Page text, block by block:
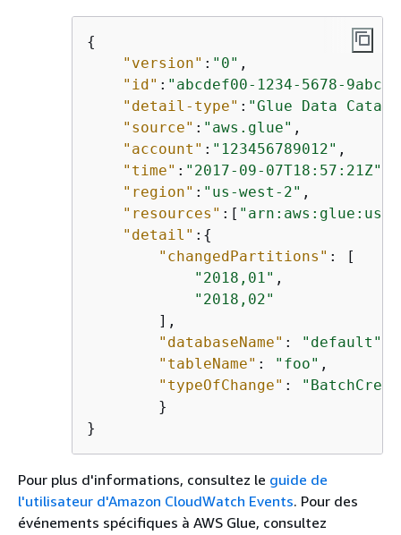
{
"version" : "0" ,
"id" : "abcdef00-1234-5678-9abc-
"detail-type" : "Glue Data
"source" : "aws.glue" ,
"account" : "123456789012" ,
"time" : "2017-09-07T18:57:21Z"
"region" : "us-west-2" ,
"resources" :[ "arn:aws:glue:us-
"detail" : {
"changedPartitions" : [
"2018,01" ,
"2018,02"
        ],
"databaseName" : "default"
"tableName" : "foo" ,
"typeOfChange" :
        }
}
Pour plus d'informations, consultez le guide de
l'utilisateur d'Amazon CloudWatch Events. Pour des
événements spécifiques à AWS Glue, consultez